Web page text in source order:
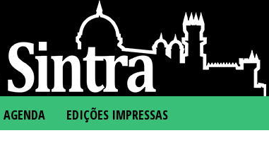
AGENDA EDIÇÕES IMPRESSAS